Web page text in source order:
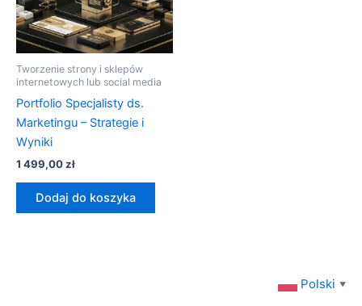
Tworzenie strony i sklepów
internetowych lub social media
Portfolio Specjalisty ds.
Marketingu – Strategie i
Wyniki
1 499,00zł
Dodaj do koszyka
Polski ▼